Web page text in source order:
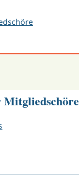
Mitgliedschöre